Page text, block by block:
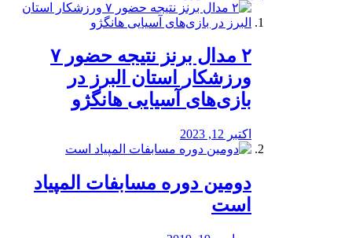
۲ مدال برنز نتیجه حضور ۷
ورزشکار استان البرز در
بازی‌های آسیایی هانگژو
اکتبر 12, 2023
دومین دوره مسابفات المپیاد
است